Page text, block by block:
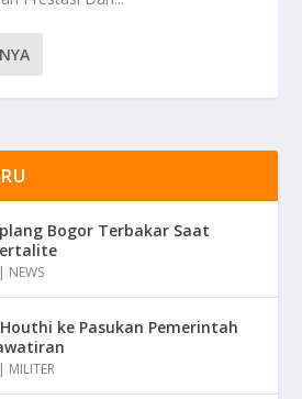
Bogor Terbakar Saat
| NEWS
ke Pasukan Pemerintah
| MILITER